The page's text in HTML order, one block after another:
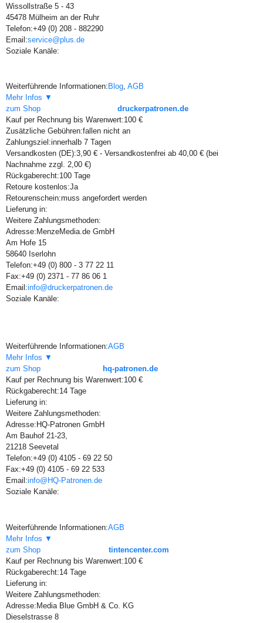
Wissollstraße 5 - 43
45478 Mülheim an der Ruhr
Telefon:+49 (0) 208 - 882290
Email:service@plus.de
Soziale Kanäle:
Weiterführende Informationen: Blog, AGB
Mehr Infos ▼
zum Shop
druckerpatronen.de
Kauf per Rechnung bis Warenwert:100 €
Zusätzliche Gebühren:fallen nicht an
Zahlungsziel:innerhalb 7 Tagen
Versandkosten (DE):3,90 € - Versandkostenfrei ab 40,00 € (bei
Nachnahme zzgl. 2,00 €)
Rückgaberecht:100 Tage
Retoure kostenlos:Ja
Retourenschein:muss angefordert werden
Lieferung in:
Weitere Zahlungsmethoden:
Adresse: MenzeMedia.de GmbH
Am Hofe 15
58640 Iserlohn
Telefon:+49 (0) 800 - 3 77 22 11
Fax:+49 (0) 2371 - 77 86 06 1
Email:info@druckerpatronen.de
Soziale Kanäle:
Weiterführende Informationen:AGB
Mehr Infos ▼
zum Shop
hq-patronen.de
Kauf per Rechnung bis Warenwert:100 €
Rückgaberecht:14 Tage
Lieferung in:
Weitere Zahlungsmethoden:
Adresse: HQ-Patronen GmbH
Am Bauhof 21-23,
21218 Seevetal
Telefon:+49 (0) 4105 - 69 22 50
Fax:+49 (0) 4105 - 69 22 533
Email:info@HQ-Patronen.de
Soziale Kanäle:
Weiterführende Informationen:AGB
Mehr Infos ▼
zum Shop
tintencenter.com
Kauf per Rechnung bis Warenwert:100 €
Rückgaberecht:14 Tage
Lieferung in:
Weitere Zahlungsmethoden:
Adresse: Media Blue GmbH & Co. KG
Dieselstrasse 8